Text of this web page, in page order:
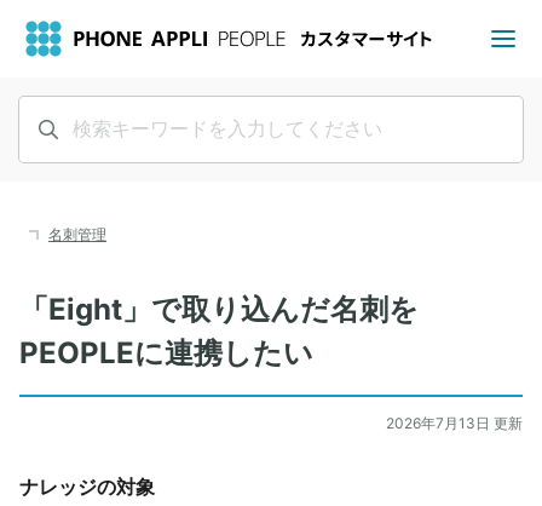
名刺管理
「Eight」で取り込んだ名刺を
PEOPLEに連携したい
2026年7月13日 更新
ナレッジの対象